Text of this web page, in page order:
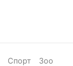
Спорт Зоо